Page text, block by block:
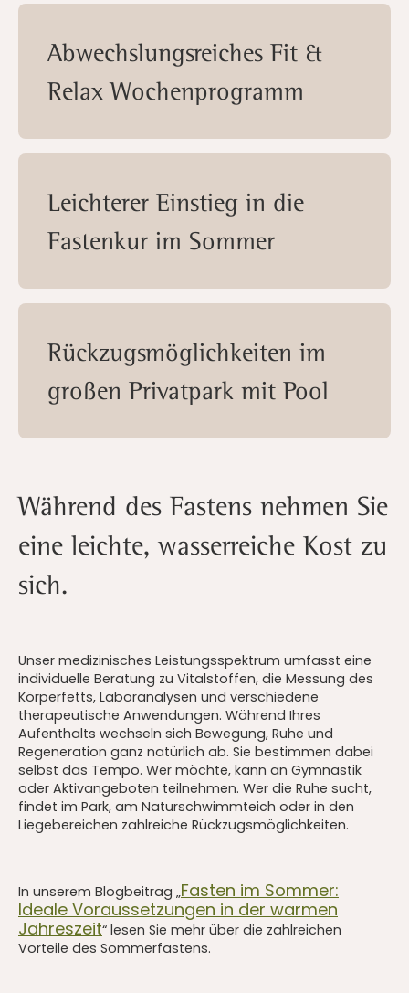
Abwechslungsreiches Fit &
Relax Wochenprogramm
Leichterer Einstieg in die
Fastenkur im Sommer
Rückzugsmöglichkeiten im
großen Privatpark mit Pool
Während des Fastens nehmen Sie
eine leichte, wasserreiche Kost zu
sich.
Unser medizinisches Leistungsspektrum umfasst eine
individuelle Beratung zu Vitalstoffen, die Messung des
Körperfetts, Laboranalysen und verschiedene
therapeutische Anwendungen. Während Ihres
Aufenthalts wechseln sich Bewegung, Ruhe und
Regeneration ganz natürlich ab. Sie bestimmen dabei
selbst das Tempo. Wer möchte, kann an Gymnastik
oder Aktivangeboten teilnehmen. Wer die Ruhe sucht,
findet im Park, am Naturschwimmteich oder in den
Liegebereichen zahlreiche Rückzugsmöglichkeiten.
In unserem Blogbeitrag „Fasten im Sommer:
Ideale Voraussetzungen in der warmen
Jahreszeit“ lesen Sie mehr über die zahlreichen
Vorteile des Sommerfastens.